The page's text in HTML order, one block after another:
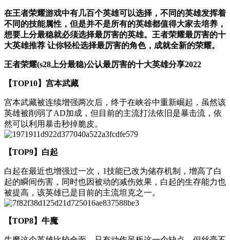
在王者荣耀游戏中有几百个英雄可以选择，不同的英雄发挥着
不同的技能属性，但是并不是所有的英雄都值得大家去培养，
想要上分最稳就必须选择最厉害的英雄。王者荣耀最厉害的十
大英雄推荐 让你轻松选择最厉害的角色，成就全新的荣耀。
王者荣耀(s28上分最稳)公认最厉害的十大英雄分享2022
【TOP10】宫本武藏
宫本武藏被连续增强两次后，终于在峡谷中重新崛起，虽然该
英雄被削弱了AD加成，但目前的主流打法依旧是暴击流，依
然可以利用暴击秒掉脆皮。
【TOP9】白起
白起在最近也增强过一次，1技能已改为储存机制，增高了白
起的瞬间伤害，同时也因被动的减伤效果，白起的生存能力也
被提高，该英雄已是目前的主流坦克之一。
【TOP8】牛魔